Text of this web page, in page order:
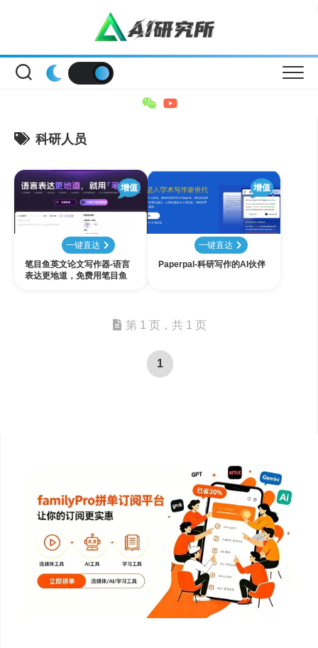
科研人员
增值
一键直达
笔目鱼英文论文写作器-语言
表达更地道，免费用笔目鱼
增值
一键直达
Paperpal-科研写作的AI伙伴
第 1 页，共 1 页
1